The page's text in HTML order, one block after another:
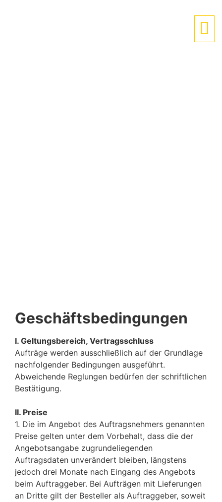
Geschäftsbedingungen
I. Geltungsbereich, Vertragsschluss
Aufträge werden ausschließlich auf der Grundlage
nachfolgender Bedingungen ausgeführt.
Abweichende Reglungen bedürfen der schriftlichen
Bestätigung.
II. Preise
1. Die im Angebot des Auftragsnehmers genannten
Preise gelten unter dem Vorbehalt, dass die der
Angebotsangabe zugrundeliegenden
Auftragsdaten unverändert bleiben, längstens
jedoch drei Monate nach Eingang des Angebots
beim Auftraggeber. Bei Aufträgen mit Lieferungen
an Dritte gilt der Besteller als Auftraggeber, soweit